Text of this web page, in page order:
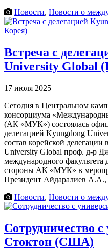
Новости, Новости о
Встреча с
University Global
17 июля 2025
Сегодня в Центральном
консорциума
(АК «МУК») состоялась
делегацией Kyungdong
состав корейской
University Global проф. д-р
международного
стороны АК «МУК» в
Президент Айдаралиев
Новости, Новости о
Сотрудничество
Стоктон (США)